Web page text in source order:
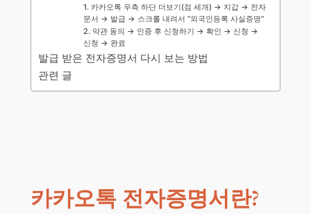
1. 카카오톡 우측 하단 더보기(점 세개) → 지갑 → 전자
문서 → 발급 → 스크롤 내려서 “외국인등록 사실증명”
2. 약관 동의 → 인증 후 신청하기 → 확인 → 신청 →
신청 → 완료
발급 받은 전자증명서 다시 보는 방법
관련 글
카카오톡 전자증명서란?